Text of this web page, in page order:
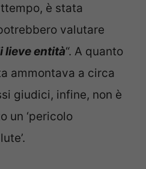
è stata
valutare
lieve entità“. A quanto
ammontava a circa
giudici, infine, non è
un ‘pericolo